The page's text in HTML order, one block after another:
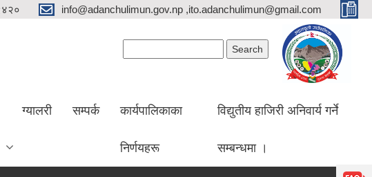
info@adanchulimun.gov.np ,ito.adanchulimun@gmail.com
ग्यालरी सम्पर्क कार्यपालिकाका
निर्णयहरू
विद्युतीय हाजिरी अनिवार्य गर्ने
सम्बन्धमा ।